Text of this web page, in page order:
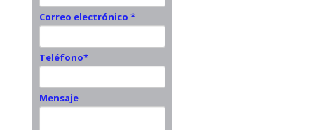
Correo electrónico *
Teléfono*
Mensaje